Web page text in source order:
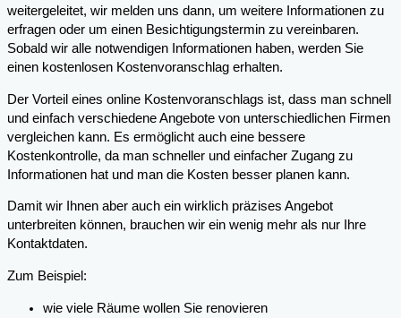
weitergeleitet, wir melden uns dann, um weitere Informationen zu
erfragen oder um einen Besichtigungstermin zu vereinbaren.
Sobald wir alle notwendigen Informationen haben, werden Sie
einen kostenlosen Kostenvoranschlag erhalten.
Der Vorteil eines online Kostenvoranschlags ist, dass man schnell
und einfach verschiedene Angebote von unterschiedlichen Firmen
vergleichen kann. Es ermöglicht auch eine bessere
Kostenkontrolle, da man schneller und einfacher Zugang zu
Informationen hat und man die Kosten besser planen kann.
Damit wir Ihnen aber auch ein wirklich präzises Angebot
unterbreiten können, brauchen wir ein wenig mehr als nur Ihre
Kontaktdaten.
Zum Beispiel:
wie viele Räume wollen Sie renovieren